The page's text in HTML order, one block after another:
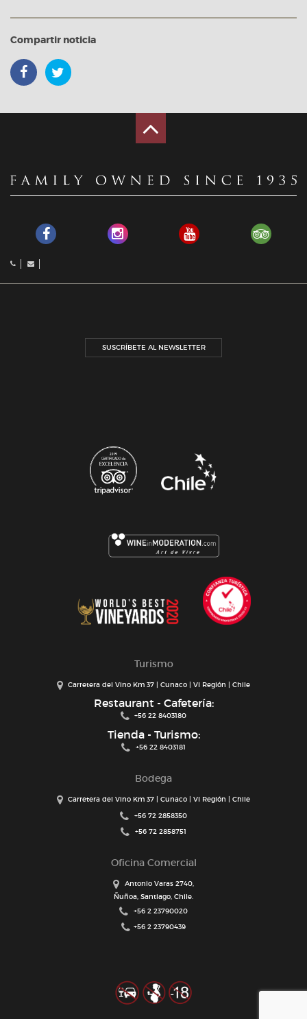
Compartir noticia
SUSCRÍBETE AL NEWSLETTER
Turismo
Carretera del Vino Km 37 | Cunaco | VI Región | Chile
Restaurant - Cafetería:
+56 22 8403180
Tienda - Turismo:
+56 22 8403181
Bodega
Carretera del Vino Km 37 | Cunaco | VI Región | Chile
+56 72 2858350
+56 72 2858751
Oficina Comercial
Antonio Varas 2740,
Ñuñoa, Santiago, Chile.
+56 2 23790020
+56 2 23790439